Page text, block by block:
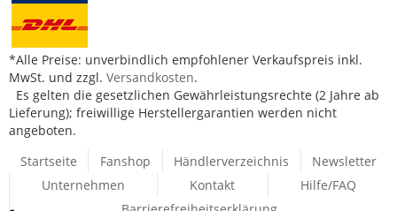
*Alle Preise: unverbindlich empfohlener Verkaufspreis inkl.
MwSt. und zzgl. Versandkosten.
Es gelten die gesetzlichen Gewährleistungsrechte (2 Jahre ab
Lieferung); freiwillige Herstellergarantien werden nicht
angeboten.
Startseite
Fanshop Händlerverzeichnis
Newsletter
Unternehmen
Kontakt
Hilfe/FAQ